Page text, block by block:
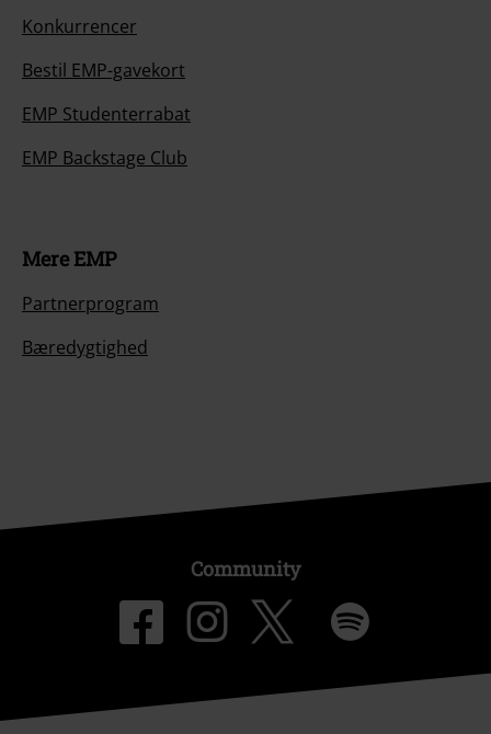
Konkurrencer
Bestil EMP-gavekort
EMP Studenterrabat
EMP Backstage Club
Mere EMP
Partnerprogram
Bæredygtighed
Community